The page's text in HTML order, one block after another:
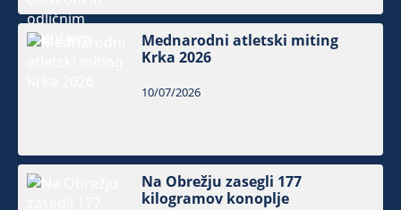
Mednarodni atletski miting
Krka 2026
10/07/2026
Na Obrežju zasegli 177
kilogramov konoplje